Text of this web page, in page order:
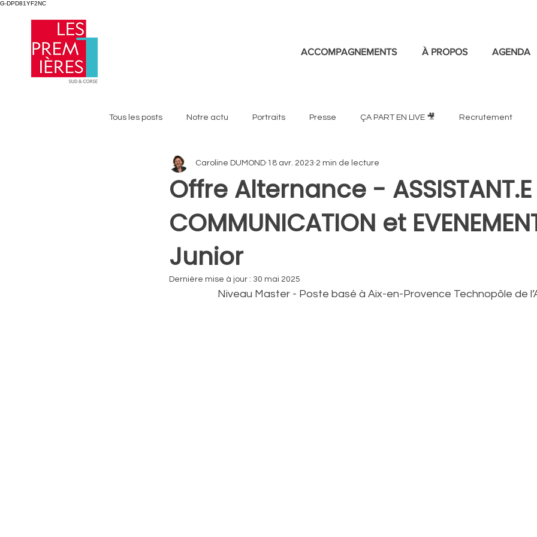
G-DPD81YF2NC
ACCOMPAGNEMENTS À PROPOS AGENDA
Tous les posts Notre actu Portraits Presse ÇA PART EN LIVE 🎥 Recrutement
Offre Alternance - ASSISTANT.E
COMMUNICATION et
Junior
Caroline DUMOND 18 avr. 2023 2 min de lecture
Dernière mise à jour : 30 mai 2025
Niveau Master - Poste basé à Aix-en-Provence Technopôle de